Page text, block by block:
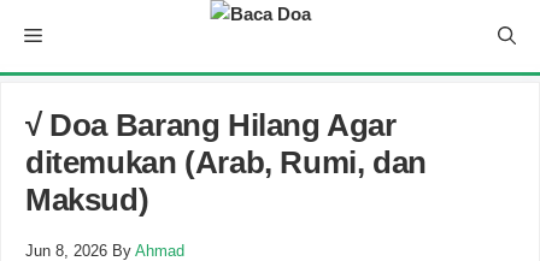
content
Menu
√ Doa Barang Hilang Agar
ditemukan (Arab, Rumi, dan
Maksud)
Jun 8, 2026 By Ahmad